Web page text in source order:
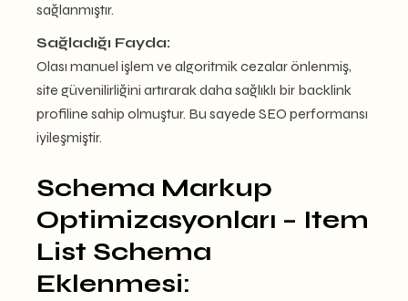
sağlanmıştır.
Sağladığı Fayda:
Olası manuel işlem ve algoritmik cezalar önlenmiş,
site güvenilirliğini artırarak daha sağlıklı bir backlink
profiline sahip olmuştur. Bu sayede SEO performansı
iyileşmiştir.
Schema Markup
Optimizasyonları – Item
List Schema
Eklenmesi: